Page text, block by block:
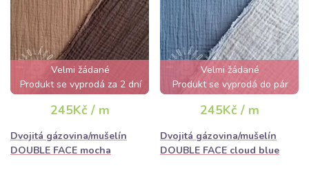
Tip pro šikovné ruce:Před šitím doporučujeme látku předeprat,
protože bavlna má přirozenou srážlivost. Čím více gázovinu
perete, tím je měkčí.
Velmi žádané
Produkt se vyprodá za 2 dní
245Kč / m
Dvojitá gázovina/mušelín
DOUBLE FACE mocha
Velmi žádané
Produkt se vyprodá do pár
hodin
245Kč / m
Dvojitá gázovina/mušelín
DOUBLE FACE cloud blue